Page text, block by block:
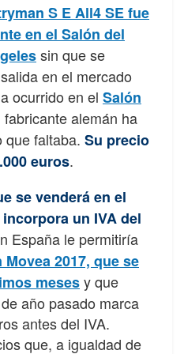
S E All4 SE fue
en el Salón del
sin que se
en el mercado
ocurrido en el Salón
fabricante alemán ha
que faltaba. Su precio
euros.
se venderá en el
un IVA del
España le permitiría
2017, que se
mesesy que
año pasado marca
antes del IVA.
que, a igualdad de